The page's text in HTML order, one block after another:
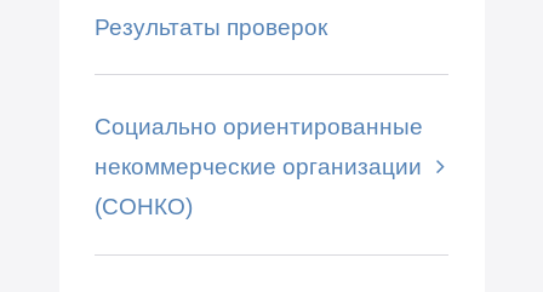
Результаты проверок
Социально ориентированные
некоммерческие организации
(СОНКО)